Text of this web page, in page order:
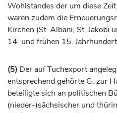
Wohlstandes der um diese
waren zudem die
Kirchen (St. Albani, St. Jakobi
14. und frühen 15. Jahrhundert
(5) Der auf Tuchexport
entsprechend gehörte G. zur
beteiligte sich an politischen
(nieder-)sächsischer und